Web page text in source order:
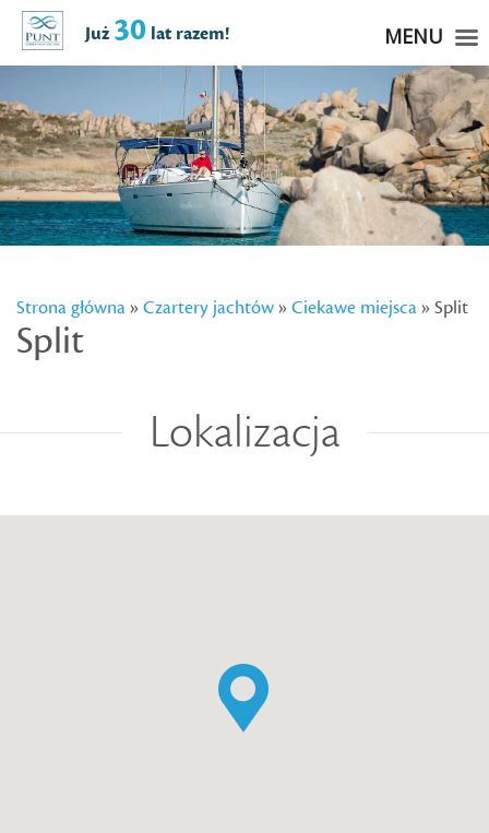
Strona główna»Czartery jachtów»Ciekawe miejsca» Split
Split
Lokalizacja
Już30 lat razem! MENU